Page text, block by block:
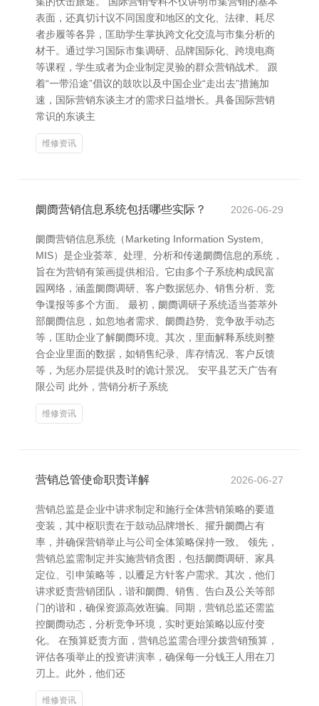
表面，还真切计议不同国度和地区的文化、法律、耗尽
者步履等各异，匡助学生掌执跨文化交流与市集分析的
材干。通过学习国际市集调研、品牌国际化、跨境电商
等课程，学生或者为企业制定灵验的群众营销战术。 跟
着“一带沿途”倡议的鼓吹以及中国企业“走出去”措施加
速，国际营销东谈主才的需求日益增长。具备国际营销
常识的东谈主
维修资讯
阛阓营销信息系统包括哪些实际？ 2026-06-29
阛阓营销信息系统（Marketing Information System,
MIS）是企业荟萃、处理、分析和传递阛阓信息的系统，
旨在为营销有策画提供相沿。它由多个子系统构成民富
园网络，涵盖阛阓调研、客户数据惩办、销售分析、竞
争谍报等多个方面。 最初，阛阓调研子系统适当荟萃外
部阛阓信息，如忽地者需求、阛阓趋势、竞争敌手动态
等，匡助企业了解阛阓环境。其次，里面解释系统则整
合企业里面的数据，如销售纪录、库存情况、客户反馈
等，为惩办层提供及时的诡计景况。 安平县艺天广告有
限公司 此外，营销分析子系统
维修资讯
营销总管使命职责详解 2026-06-27
营销总监是企业中讲求制定和施行全体营销策略的要道
变装，其中枢职责在于鼓动品牌增长、擢升阛阓占有
率，并确保营销举止与公司全体策略保持一致。 领先，
营销总监需制定并实施营销贪图，包括阛阓调研、家具
定位、引申策略等，以餍足方针客户需求。其次，他们
讲求贬责营销团队，谐和阛阓、销售、告白及公关等部
门的谐和，确保资源高效诳骗。同期，营销总监还需监
控阛阓动态，分析竞争环境，实时更始策略以应付变
化。 在预算贬责方面，营销总监需合理分拨营销预算，
评估各项举止的投资讲演率，确保每一分钱王人用在刀
刃上。此外，他们还
维修资讯